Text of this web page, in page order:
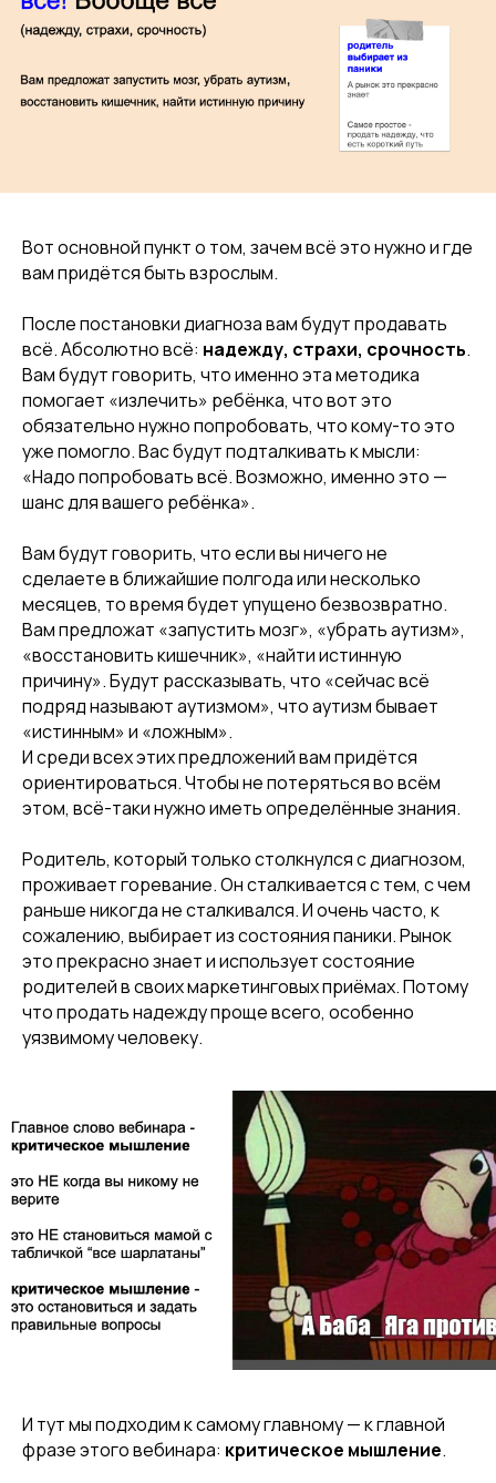
Вот основной пункт о том, зачем всё это нужно и где
вам придётся быть взрослым.
После постановки диагноза вам будут продавать
всё. Абсолютно всё: надежду, страхи, срочность.
Вам будут говорить, что именно эта методика
помогает «излечить» ребёнка, что вот это
обязательно нужно попробовать, что кому-то это
уже помогло. Вас будут подталкивать к мысли:
«Надо попробовать всё. Возможно, именно это —
шанс для вашего ребёнка».
Вам будут говорить, что если вы ничего не
сделаете в ближайшие полгода или несколько
месяцев, то время будет упущено безвозвратно.
Вам предложат «запустить мозг», «убрать аутизм»,
«восстановить кишечник», «найти истинную
причину». Будут рассказывать, что «сейчас всё
подряд называют аутизмом», что аутизм бывает
«истинным» и «ложным».
И среди всех этих предложений вам придётся
ориентироваться. Чтобы не потеряться во всём
этом, всё-таки нужно иметь определённые знания.
Родитель, который только столкнулся с диагнозом,
проживает горевание. Он сталкивается с тем, с чем
раньше никогда не сталкивался. И очень часто, к
сожалению, выбирает из состояния паники. Рынок
это прекрасно знает и использует состояние
родителей в своих маркетинговых приёмах. Потому
что продать надежду проще всего, особенно
уязвимому человеку.
И тут мы подходим к самому главному — к главной
фразе этого вебинара: критическое мышление.